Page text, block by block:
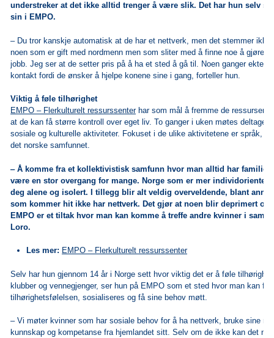
understreker at det ikke alltid trenger å være slik. Det har hun selv
sin i EMPO.
‒ Du tror kanskje automatisk at de har et nettverk, men det stemmer
noen som er gift med nordmenn men som sliter med å finne noe å gjøre
jobb. Jeg ser at de setter pris på å ha et sted å gå til. Noen ganger
kontakt fordi de ønsker å hjelpe konene sine i gang, forteller hun.
Viktig å føle tilhørighet
EMPO – Flerkulturelt ressurssenterhar som mål å fremme de ressursene
at de kan få større kontroll over eget liv. To ganger i uken møtes
sosiale og kulturelle aktiviteter. Fokuset i de ulike aktivitetene er språk,
det norske samfunnet.
‒ Å komme fra et kollektivistisk samfunn hvor man alltid har
være en stor overgang for mange. Norge som er mer
deg alene og isolert. I tillegg blir alt veldig overveldende, blant
som kommer hit ikke har nettverk. Det gjør at noen blir deprimert og
EMPO er et tiltak hvor man kan komme å treffe andre kvinner i
Loro.
Les mer: EMPO ‒ Flerkulturelt ressurssenter
Selv har hun gjennom 14 år i Norge sett hvor viktig det er å føle
klubber og vennegjenger, ser hun på EMPO som et sted hvor man kan få
tilhørighetsfølelsen, sosialiseres og få sine behov møtt.
‒ Vi møter kvinner som har sosiale behov for å ha nettverk, bruke sine
kunnskap og kompetanse fra hjemlandet sitt. Selv om de ikke kan det